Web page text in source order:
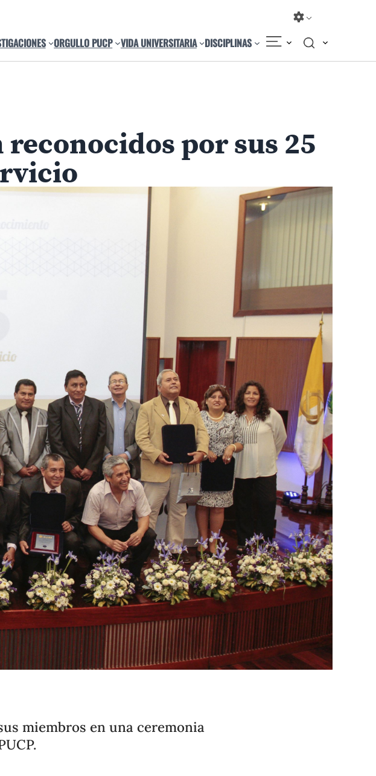
ORGULLO PUCP VIDA UNIVERSITARIA DISCIPLINAS
reconocidos por sus 25
miembros en una ceremonia